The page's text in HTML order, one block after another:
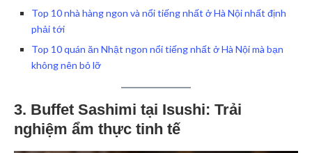
Top 10 nhà hàng ngon và nổi tiếng nhất ở Hà Nội nhất định
phải tới
Top 10 quán ăn Nhật ngon nổi tiếng nhất ở Hà Nội mà bạn
không nên bỏ lỡ
3. Buffet Sashimi tại Isushi: Trải
nghiệm ẩm thực tinh tế